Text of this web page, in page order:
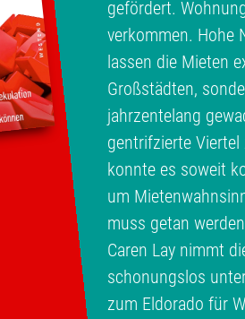
gefördert.
verkommen. Hohe
lassen die Mieten
Großstädten,
jahrzentelang
gentrifzierte Viertel
konnte es soweit
um
muss getan
Caren Lay nimmt
schonungslos
zum Eldorado für